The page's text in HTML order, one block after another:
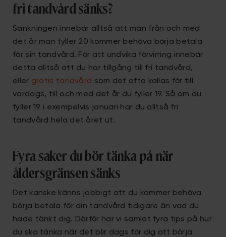
fri tandvård sänks?
Sänkningen innebär alltså att man från och med
det år man fyller 20 kommer behöva börja betala
för sin tandvård. För att undvika förvirring innebär
detta alltså att du har tillgång till fri tandvård,
eller gratis tandvård som det ofta kallas för till
vardags, till och med det år du fyller 19. Så om du
fyller 19 i exempelvis januari har du alltså fri
tandvård hela det året ut.
Fyra saker du bör tänka på när
åldersgränsen sänks
Det kanske känns jobbigt att du kommer behöva
börja betala för din tandvård tidigare än vad du
hade tänkt dig. Därför har vi samlat fyra tips på hur
du ska tänka när det blir dags för dig att börja